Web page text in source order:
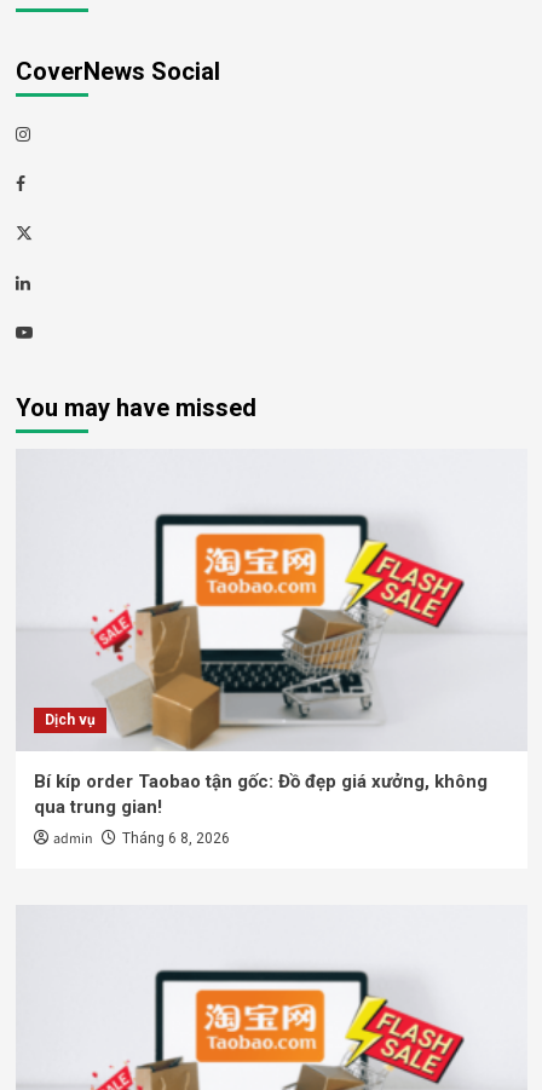
CoverNews Social
Instagram
Facebook
Twitter
Linkedin
Youtube
You may have missed
Dịch vụ
Bí kíp order Taobao tận gốc: Đồ đẹp giá xưởng, không
qua trung gian!
admin Tháng 6 8, 2026